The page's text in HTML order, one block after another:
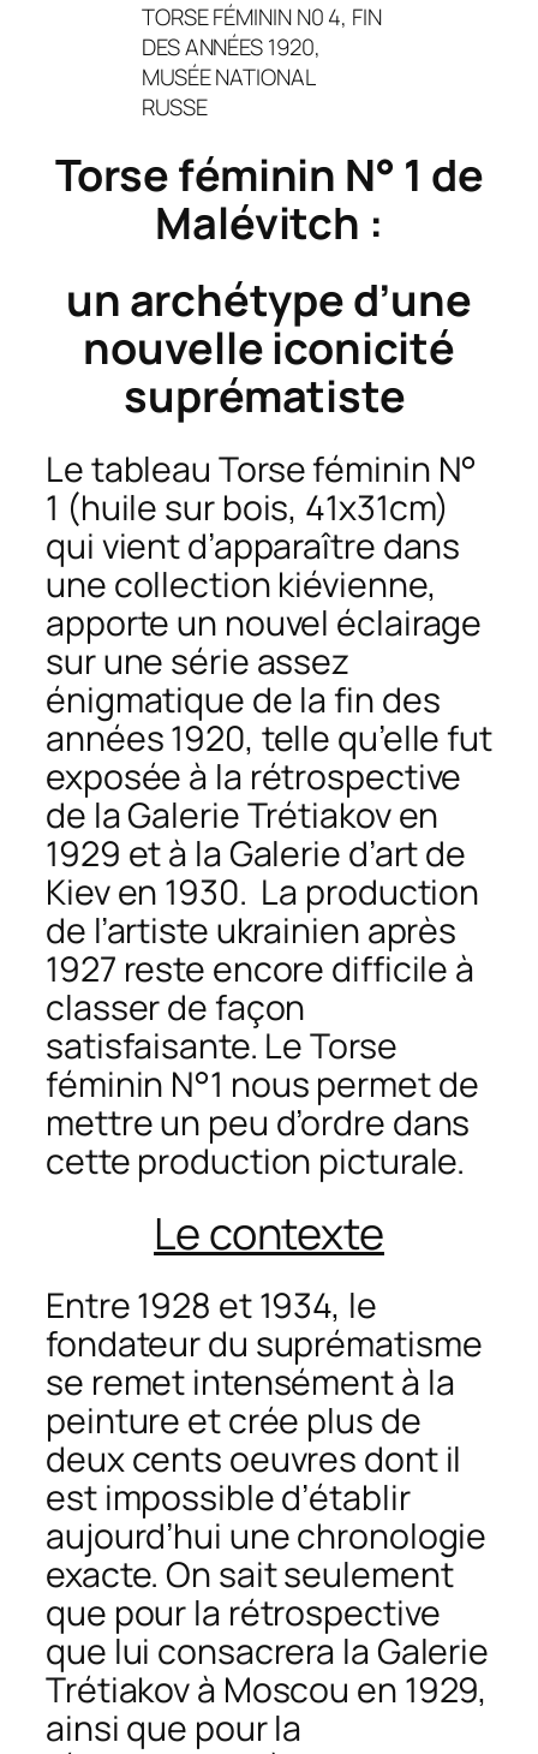
TORSE FÉMININ N0 4, FIN
DES ANNÉES 1920,
MUSÉE NATIONAL
RUSSE
Torse féminin N° 1 de
Malévitch :
un archétype d’une
nouvelle iconicité
suprématiste
Le tableau Torse féminin N°
1 (huile sur bois, 41x31cm)
qui vient d’apparaître dans
une collection kiévienne,
apporte un nouvel éclairage
sur une série assez
énigmatique de la fin des
années 1920, telle qu’elle fut
exposée à la rétrospective
de la Galerie Trétiakov en
1929 et à la Galerie d’art de
Kiev en 1930. La production
de l’artiste ukrainien après
1927 reste encore difficile à
classer de façon
satisfaisante. LeTorse
féminin N°1 nous permet de
mettre un peu d’ordre dans
cette production picturale.
Le contexte
Entre 1928 et 1934, le
fondateur du suprématisme
se remet intensément à la
peinture et crée plus de
deux cents oeuvres dont il
est impossible d’établir
aujourd’hui une chronologie
exacte. On sait seulement
que pour la rétrospective
que lui consacrera la Galerie
Trétiakov à Moscou en 1929,
ainsi que pour la